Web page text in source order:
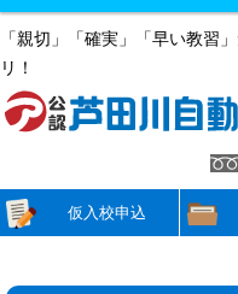
「親切」「確実」「早い教習
リ！
仮入校申込